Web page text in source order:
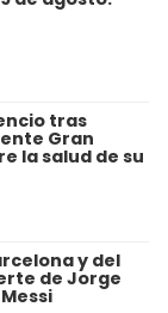
tras
Gran
la salud de su
y del
de Jorge